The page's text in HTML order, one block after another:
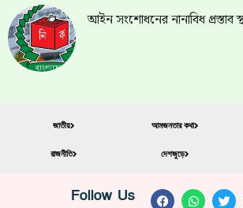
আইন সংশোধনের নানাবিধ প্রস্তাব
জাতীয়
রাজনীতি
আমজনতার কথা
দেশজুড়ে
Follow Us